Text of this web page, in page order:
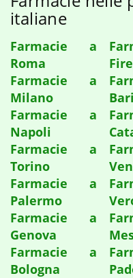
italiane
Farmacie a
Roma
Farmacie a
Milano
Farmacie a
Napoli
Farmacie a
Torino
Farmacie a
Palermo
Farmacie a
Genova
Farmacie a
Bologna
Bari